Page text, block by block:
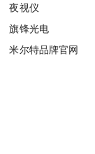
夜视仪
旗锋光电
米尔特品牌官网